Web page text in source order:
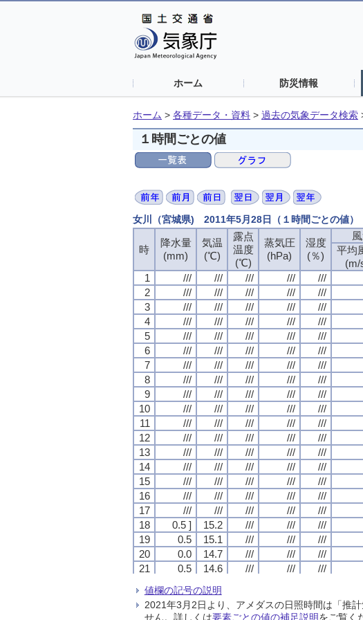
ホーム 防災情報
ホーム > 各種データ・資料 > 過去の気象データ検索
１時間ごとの値
女川（宮城県) 2011年5月28日（１時間ごとの値）
時
降水量
(mm)
気温
(℃)
露点
温度
(℃)
蒸気圧
(hPa)
湿度
(％)
平均
(m/
1
/// /// /// /// ///
2
/// /// /// /// ///
3
/// /// /// /// ///
4
/// /// /// /// ///
5
/// /// /// /// ///
6
/// /// /// /// ///
7
/// /// /// /// ///
8
/// /// /// /// ///
9
/// /// /// /// ///
10
/// /// /// /// ///
11
/// /// /// /// ///
12
/// /// /// /// ///
13
/// /// /// /// ///
14
/// /// /// /// ///
15
/// /// /// /// ///
16
/// /// /// /// ///
17
/// /// /// /// ///
18
0.5 ] 15.2 /// /// ///
19
0.5 15.1 /// /// ///
20
0.0 14.7 /// /// ///
21
0.5 14.6 /// /// ///
14.5
23
0.0 14.6
24
0.5 14.6 /// /// ///
時
降水量
(mm)
気温
(℃)
露点
温度
(℃)
蒸気圧
(hPa)
湿度
(％)
平均
(m/
1
/// /// /// /// ///
2
/// /// /// /// ///
3
/// /// /// /// ///
4
/// /// /// /// ///
5
/// /// /// /// ///
6
/// /// /// /// ///
7
/// /// /// /// ///
8
/// /// /// /// ///
9
/// /// /// /// ///
10
/// /// /// /// ///
11
/// /// /// /// ///
12
/// /// /// /// ///
13
/// /// /// /// ///
14
/// /// /// /// ///
15
/// /// /// /// ///
16
/// /// /// /// ///
17
/// /// /// /// ///
18
0.5 ] 15.2 /// /// ///
19
0.5 15.1 /// /// ///
20
0.0 14.7 /// /// ///
21
0.5 14.6 /// /// ///
14.5
23
0.0 14.6
24
0.5 14.6 /// /// ///
時
降水量
(mm)
気温
(℃)
露点
温度
(℃)
蒸気圧
(hPa)
湿度
(％)
平均
(m/
1
/// /// /// /// ///
2
/// /// /// /// ///
3
/// /// /// /// ///
4
/// /// /// /// ///
5
/// /// /// /// ///
6
/// /// /// /// ///
7
/// /// /// /// ///
8
/// /// /// /// ///
9
/// /// /// /// ///
10
/// /// /// /// ///
11
/// /// /// /// ///
12
/// /// /// /// ///
13
/// /// /// /// ///
14
/// /// /// /// ///
15
/// /// /// /// ///
16
/// /// /// /// ///
17
/// /// /// /// ///
18
0.5 ] 15.2 /// /// ///
19
0.5 15.1 /// /// ///
20
0.0 14.7 /// /// ///
21
0.5 14.6 /// /// ///
14.5
23
0.0 14.6
24
0.5 14.6 /// /// ///
時
降水量
(mm)
気温
(℃)
露点
温度
(℃)
蒸気圧
(hPa)
湿度
(％)
平均
(m/
1
/// /// /// /// ///
2
/// /// /// /// ///
3
/// /// /// /// ///
4
/// /// /// /// ///
5
/// /// /// /// ///
6
/// /// /// /// ///
7
/// /// /// /// ///
8
/// /// /// /// ///
9
/// /// /// /// ///
10
/// /// /// /// ///
11
/// /// /// /// ///
12
/// /// /// /// ///
13
/// /// /// /// ///
14
/// /// /// /// ///
15
/// /// /// /// ///
16
/// /// /// /// ///
17
/// /// /// /// ///
18
0.5 ] 15.2 /// /// ///
19
0.5 15.1 /// /// ///
20
0.0 14.7 /// /// ///
21
0.5 14.6 /// /// ///
14.5
23
0.0 14.6
24
0.5 14.6 /// /// ///
値欄の記号の説明
2021年3月2日より、アメダスの日照時間は「推
せん。詳しくは要素ごとの値の補足説明をご覧く